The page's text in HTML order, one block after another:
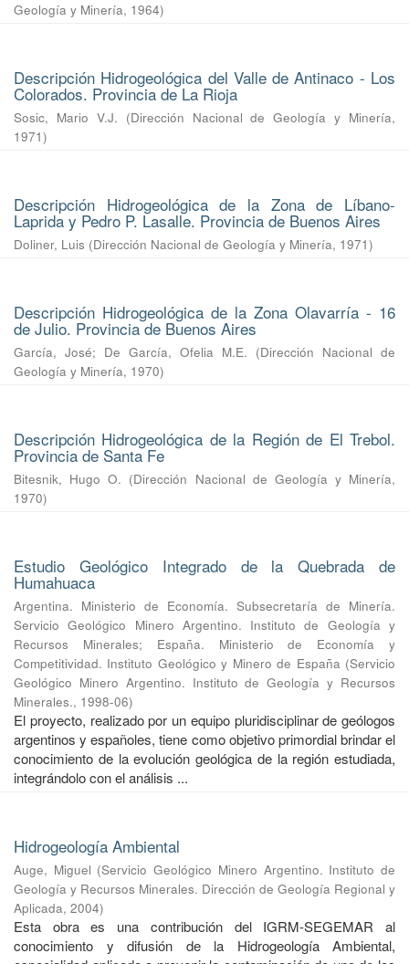
Geología y Minería, 1964)
Descripción Hidrogeológica del Valle de Antinaco - Los
Colorados. Provincia de La Rioja
Sosic, Mario V.J. (Dirección Nacional de Geología y Minería,
1971)
Descripción Hidrogeológica de la Zona de Líbano-
Laprida y Pedro P. Lasalle. Provincia de Buenos Aires
Doliner, Luis (Dirección Nacional de Geología y Minería, 1971)
Descripción Hidrogeológica de la Zona Olavarría - 16
de Julio. Provincia de Buenos Aires
García, José; De García, Ofelia M.E. (Dirección Nacional de
Geología y Minería, 1970)
Descripción Hidrogeológica de la Región de El Trebol.
Provincia de Santa Fe
Bitesnik, Hugo O. (Dirección Nacional de Geología y Minería,
1970)
Estudio Geológico Integrado de la Quebrada de
Humahuaca
Argentina. Ministerio de Economía. Subsecretaría de Minería.
Servicio Geológico Minero Argentino. Instituto de Geología y
Recursos Minerales; España. Ministerio de Economía y
Competitividad. Instituto Geológico y Minero de España (Servicio
Geológico Minero Argentino. Instituto de Geología y Recursos
Minerales., 1998-06)
El proyecto, realizado por un equipo pluridisciplinar de geólogos
argentinos y españoles, tiene como objetivo primordial brindar el
conocimiento de la evolución geológica de la región estudiada,
integrándolo con el análisis ...
Hidrogeología Ambiental
Auge, Miguel (Servicio Geológico Minero Argentino. Instituto de
Geología y Recursos Minerales. Dirección de Geología Regional y
Aplicada, 2004)
Esta obra es una contribución del IGRM-SEGEMAR al
conocimiento y difusión de la Hidrogeología Ambiental,